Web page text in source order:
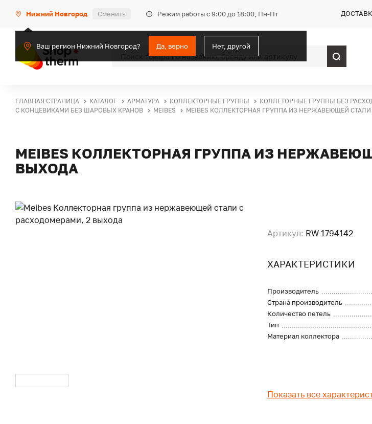
Нижний Новгород Сменить Режим работы с 9:00 до 18:00, Пн-Пт
Ваш регион Нижний Новгород? Да, верно Нет, другой
ГЛАВНАЯ СТРАНИЦА КАТАЛОГ АРМАТУРА КОЛЛЕКТОРНЫЕ ГРУППЫ
КОЛЛЕТОРНЫЕ ГРУППЫ БЕЗ
С КОНЦЕВИКАМИ БЕЗ ШАРОВЫХ КРАНОВ
MEIBES MEIBES КОЛЛЕКТОРНАЯ ГРУППА ИЗ НЕРЖАВЕЮЩЕЙ
MEIBES КОЛЛЕКТОРНАЯ ГРУППА ИЗ
ВЫХОДА
Артикул: RW 1794142
ХАРАКТЕРИСТИКИ
Производитель
Страна производитель
Количество петель
Тип
Материал коллектора
Показать все